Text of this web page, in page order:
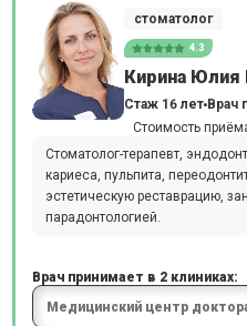
стоматолог
4.3
Кирина Юлия
Стаж 16 лет Врач
Стоимость
Стоматолог-терапевт,
кариеса, пульпита,
эстетическую реставрацию,
парадонтологией.
Врач принимает в 2 клиниках: